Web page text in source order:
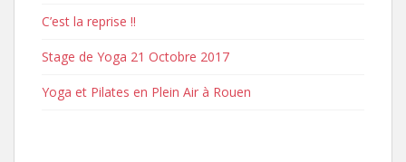
C’est la reprise !!
Stage de Yoga 21 Octobre 2017
Yoga et Pilates en Plein Air à Rouen